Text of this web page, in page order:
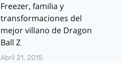
Freezer, familia y
transformaciones del
mejor villano de Dragon
Ball Z
Abril 21, 2015